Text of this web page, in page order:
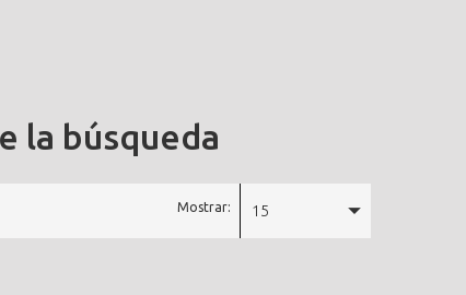
la búsqueda
Mostrar: 15